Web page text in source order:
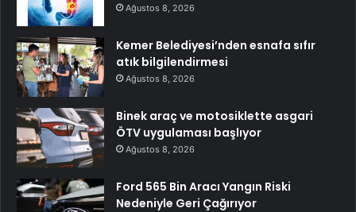
Ağustos 8, 2026
Kemer Belediyesi’nden esnafa sıfır
atık bilgilendirmesi
Ağustos 8, 2026
Binek araç ve motosiklette asgari
ÖTV uygulaması başlıyor
Ağustos 8, 2026
Ford 565 Bin Aracı Yangın Riski
Nedeniyle Geri Çağırıyor